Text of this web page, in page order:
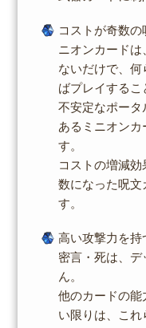
コストが奇数の
ニオンカードは
ないだけで、
ばプレイするこ
不安定なポータ
あるミニオンカ
す。
コストの増減
数になった呪文
す。
高い攻撃力を持
密言・死は、
ん。
他のカードの能
い限りは、こ